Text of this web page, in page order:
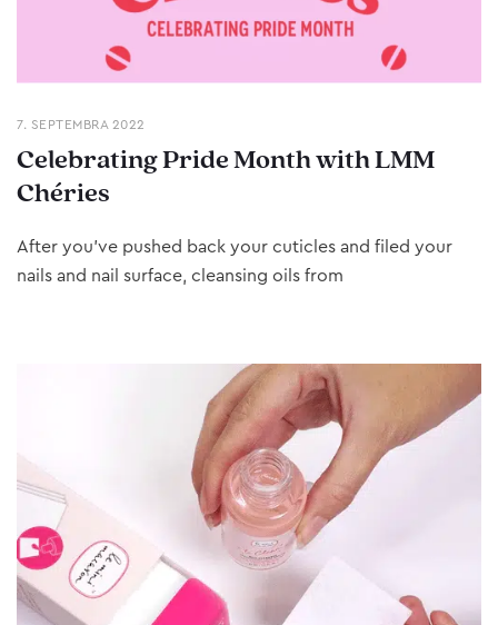
7. SEPTEMBRA 2022
Celebrating Pride Month with LMM
Chéries
After you’ve pushed back your cuticles and filed your
nails and nail surface, cleansing oils from